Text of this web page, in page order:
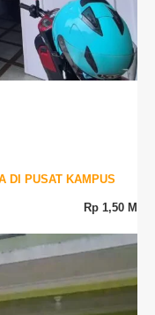
DI PUSAT KAMPUS
Rp 1,50 M